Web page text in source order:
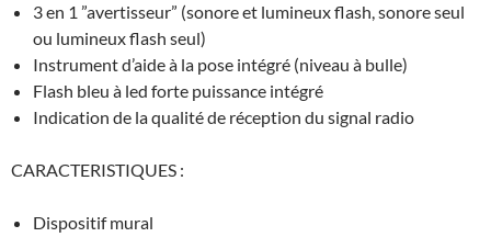
3 en 1 ”avertisseur” (sonore et lumineux flash, sonore seul
ou lumineux flash seul)
Instrument d’aide à la pose intégré (niveau à bulle)
Flash bleu à led forte puissance intégré
Indication de la qualité de réception du signal radio
CARACTERISTIQUES :
Dispositif mural